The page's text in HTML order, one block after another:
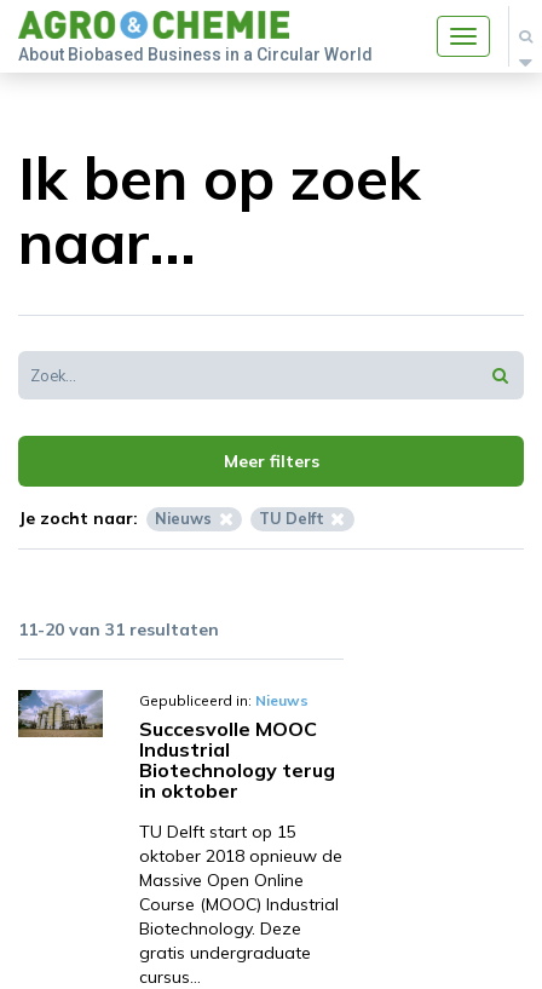
Toggle
About Biobased Business in a Circular World
Ik ben op zoek
naar...
Meer filters
Je zocht naar: Nieuws TU Delft
11-20 van 31 resultaten
Gepubliceerd in: Nieuws
Succesvolle MOOC
Industrial
Biotechnology terug
in oktober
TU Delft start op 15
oktober 2018 opnieuw de
Massive Open Online
Course (MOOC) Industrial
Biotechnology. Deze
gratis undergraduate
cursus…